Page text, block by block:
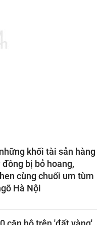
khối tài sản hàng
đồng bị bỏ hoang,
cùng chuối um tùm
Hà Nội